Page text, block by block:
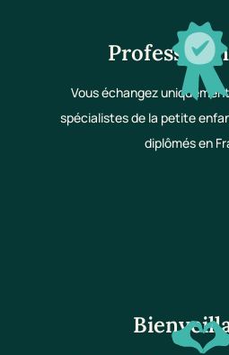
Vous échangez
spécialistes de la petite
diplômés en